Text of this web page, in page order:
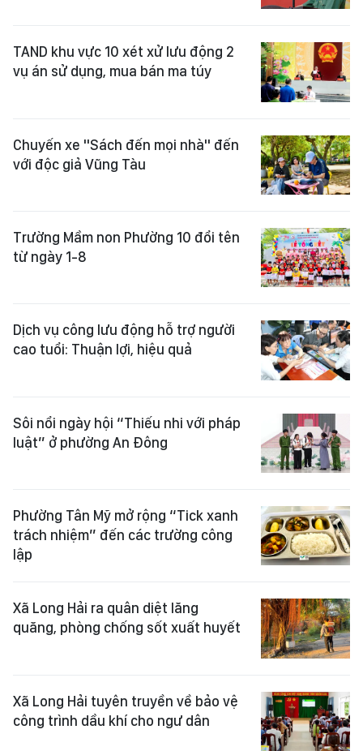
TAND khu vực 10 xét xử lưu động 2
vụ án sử dụng, mua bán ma túy
Chuyến xe "Sách đến mọi nhà" đến
với độc giả Vũng Tàu
Trường Mầm non Phường 10 đổi tên
từ ngày 1-8
Dịch vụ công lưu động hỗ trợ người
cao tuổi: Thuận lợi, hiệu quả
Sôi nổi ngày hội “Thiếu nhi với pháp
luật” ở phường An Đông
Phường Tân Mỹ mở rộng “Tick xanh
trách nhiệm” đến các trường công
lập
Xã Long Hải ra quân diệt lăng
quăng, phòng chống sốt xuất huyết
Xã Long Hải tuyên truyền về bảo vệ
công trình dầu khí cho ngư dân